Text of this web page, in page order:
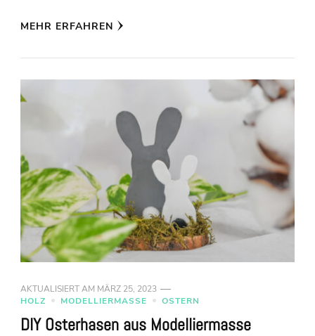
MEHR ERFAHREN
AKTUALISIERT AM MÄRZ 25, 2023
HOLZ
MODELLIERMASSE OSTERN
DIY Osterhasen aus Modelliermasse